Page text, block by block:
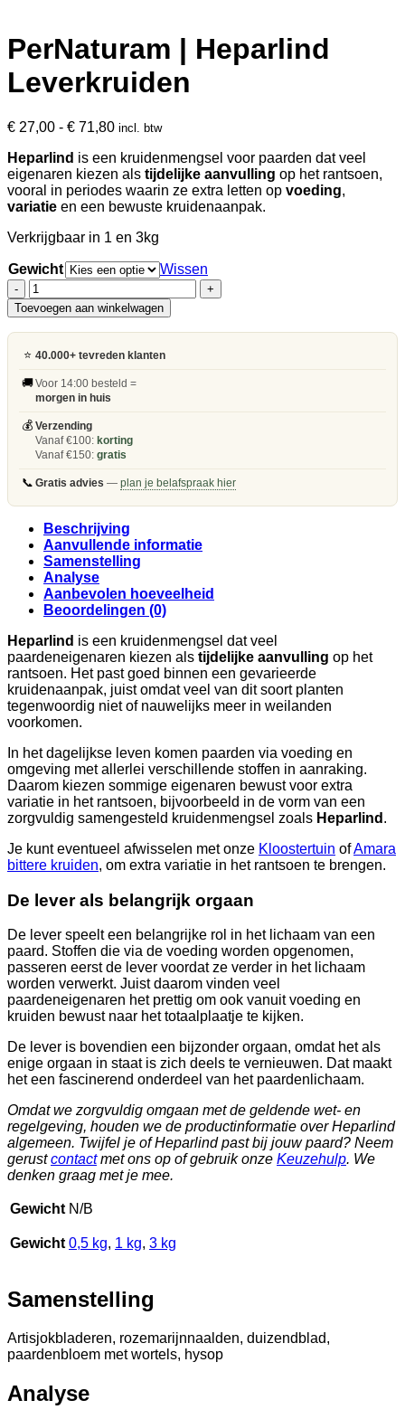
PerNaturam | Heparlind
Leverkruiden
€ 27,00 - € 71,80Prijsklasse:
tot
€ 71,80
incl. btw
Heparlind is een kruidenmengsel voor paarden dat veel
eigenaren kiezen als tijdelijke aanvulling op het rantsoen,
vooral in periodes waarin ze extra letten op voeding,
variatie en een bewuste kruidenaanpak.
Verkrijgbaar in 1 en 3kg
Gewicht
Wissen
PerNaturam
|
Heparlind
Leverkruiden
aantal
Toevoegen aan winkelwagen
⭐ 40.000+ tevreden klanten
🚚Voor 14:00 besteld =
morgen in huis
💰 Verzending
Vanaf €100: korting
Vanaf €150: gratis
📞 Gratis advies — plan je belafspraak hier
Beschrijving
Aanvullende informatie
Samenstelling
Analyse
Aanbevolen hoeveelheid
Beoordelingen (0)
Heparlind is een kruidenmengsel dat veel
paardeneigenaren kiezen als tijdelijke aanvulling op het
rantsoen. Het past goed binnen een gevarieerde
kruidenaanpak, juist omdat veel van dit soort planten
tegenwoordig niet of nauwelijks meer in weilanden
voorkomen.
In het dagelijkse leven komen paarden via voeding en
omgeving met allerlei verschillende stoffen in aanraking.
Daarom kiezen sommige eigenaren bewust voor extra
variatie in het rantsoen, bijvoorbeeld in de vorm van een
zorgvuldig samengesteld kruidenmengsel zoals Heparlind .
Je kunt eventueel afwisselen met onze Kloostertuin ofAmara
bittere kruiden, om extra variatie in het rantsoen te brengen.
De lever als belangrijk orgaan
De lever speelt een belangrijke rol in het lichaam van een
paard. Stoffen die via de voeding worden opgenomen,
passeren eerst de lever voordat ze verder in het lichaam
worden verwerkt. Juist daarom vinden veel
paardeneigenaren het prettig om ook vanuit voeding en
kruiden bewust naar het totaalplaatje te kijken.
De lever is bovendien een bijzonder orgaan, omdat het als
enige orgaan in staat is zich deels te vernieuwen. Dat maakt
het een fascinerend onderdeel van het paardenlichaam.
Omdat we zorgvuldig omgaan met de geldende wet- en
regelgeving, houden we de productinformatie over Heparlind
algemeen. Twijfel je of Heparlind past bij jouw paard? Neem
gerustcontactmet ons op of gebruik onze Keuzehulp. We
denken graag met je mee.
Gewicht N/B
Gewicht 0,5 kg, 1 kg, 3 kg
Samenstelling
Artisjokbladeren, rozemarijnnaalden, duizendblad,
paardenbloem met wortels, hysop
Analyse